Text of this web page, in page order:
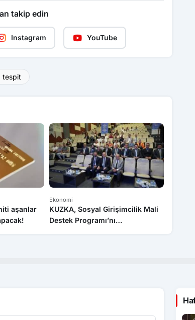
takip edin
Instagram YouTube
tespit
aşanlar
Ekonomi
KUZKA, Sosyal Girişimcilik Mali
Destek Programı’nı